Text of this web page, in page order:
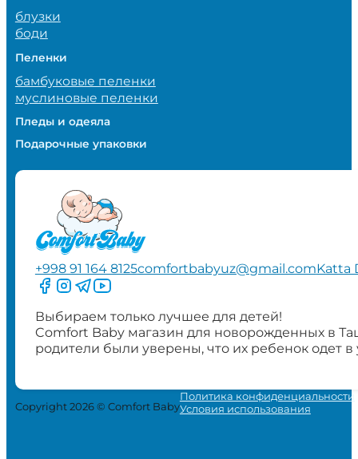
блузки
боди
Пеленки
бамбуковые пеленки
муслиновые пеленки
Пледы и одеяла
Подарочные упаковки
+998 91 164 8125comfortbabyuz@gmail.comKatta
Следите за нами на Facebook
Следите за нами в Instagram
Следите за нами в Telegram
Следите за нами в YouTube
Выбираем только лучшее для детей!
Comfort Baby магазин для новорожденных в
родители были уверены, что их ребенок одет
Copyright 2026 © Comfort Baby
Политика конфиденциальности
Условия использования